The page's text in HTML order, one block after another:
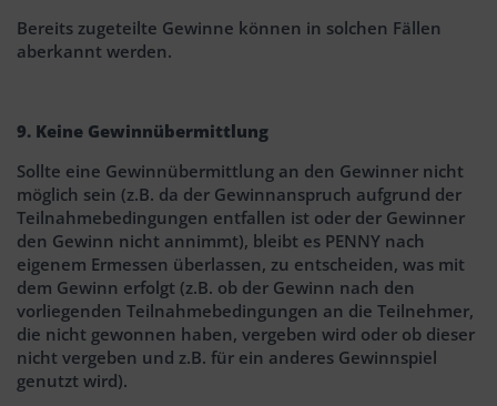
Bereits zugeteilte Gewinne können in solchen Fällen
aberkannt werden.
9. Keine Gewinnübermittlung
Sollte eine Gewinnübermittlung an den Gewinner nicht
möglich sein (z.B. da der Gewinnanspruch aufgrund der
Teilnahmebedingungen entfallen ist oder der Gewinner
den Gewinn nicht annimmt), bleibt es PENNY nach
eigenem Ermessen überlassen, zu entscheiden, was mit
dem Gewinn erfolgt (z.B. ob der Gewinn nach den
vorliegenden Teilnahmebedingungen an die Teilnehmer,
die nicht gewonnen haben, vergeben wird oder ob dieser
nicht vergeben und z.B. für ein anderes Gewinnspiel
genutzt wird).